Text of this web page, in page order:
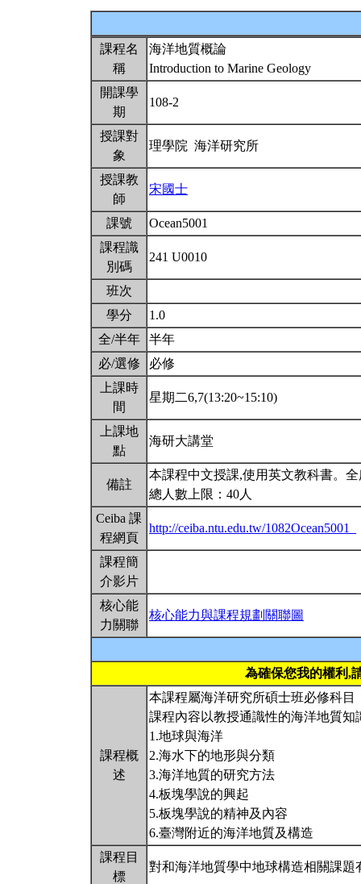
課程名
稱
海洋地質概論
Introduction to Marine Geology
開課學
期
108-2
授課對
象
理學院 海洋研究所
授課教
師
宋國士
課號
Ocean5001
課程識
別碼
241 U0010
班次
學分
1.0
全/半年
半年
必/選修
必修
上課時
間
星期二6,7(13:20~15:10)
上課地
點
海研大講堂
備註
本課程中文授課,使用英文教科書。
總人數上限：40人
Ceiba 課
程網頁
http://ceiba.ntu.edu.tw/1082Ocean5001_
課程簡
介影片
核心能
力關聯
核心能力與課程規劃關聯圖
為確保您我的權利,
課程概
述
本課程屬海洋研究所碩士班必修科
課程內容以教授通識性的海洋地質知
1.地球與海洋
2.海水下的地形與分類
3.海洋地質的研究方法
4.板塊學說的興起
5.板塊學說的精神及內容
6.臺灣附近的海洋地質及構造
課程目
標
對和海洋地質學中地球構造相關課